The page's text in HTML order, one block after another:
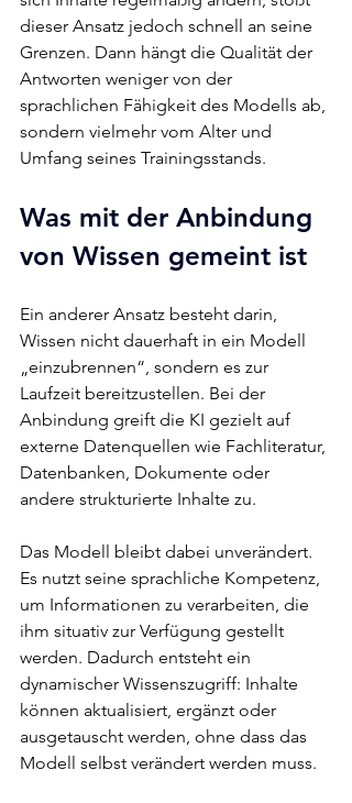
dieser Ansatz jedoch schnell an seine
Grenzen. Dann hängt die Qualität der
Antworten weniger von der
sprachlichen Fähigkeit des Modells ab,
sondern vielmehr vom Alter und
Umfang seines Trainingsstands.
Was mit der Anbindung
von Wissen gemeint ist
Ein anderer Ansatz besteht darin,
Wissen nicht dauerhaft in ein Modell
„einzubrennen“, sondern es zur
Laufzeit bereitzustellen. Bei der
Anbindung greift die KI gezielt auf
externe Datenquellen wie Fachliteratur,
Datenbanken, Dokumente oder
andere strukturierte Inhalte zu.
Das Modell bleibt dabei unverändert.
Es nutzt seine sprachliche Kompetenz,
um Informationen zu verarbeiten, die
ihm situativ zur Verfügung gestellt
werden. Dadurch entsteht ein
dynamischer Wissenszugriff: Inhalte
können aktualisiert, ergänzt oder
ausgetauscht werden, ohne dass das
Modell selbst verändert werden muss.